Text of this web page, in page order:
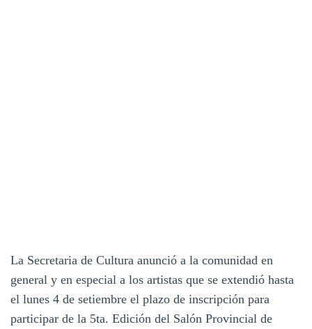
La Secretaria de Cultura anunció a la comunidad en
general y en especial a los artistas que se extendió hasta
el lunes 4 de setiembre el plazo de inscripción para
participar de la 5ta. Edición del Salón Provincial de